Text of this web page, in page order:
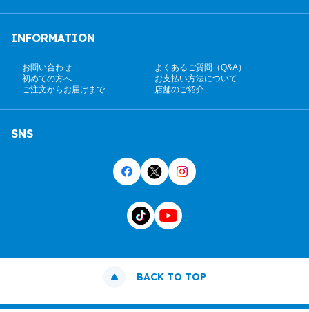
INFORMATION
お問い合わせ
よくあるご質問（Q&A）
初めての方へ
お支払い方法について
ご注文からお届けまで
店舗のご紹介
SNS
BACK TO TOP